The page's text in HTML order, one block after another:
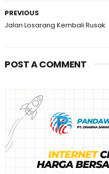
PREVIOUS
Jalan Losarang Kembali Rusak
POST A COMMENT